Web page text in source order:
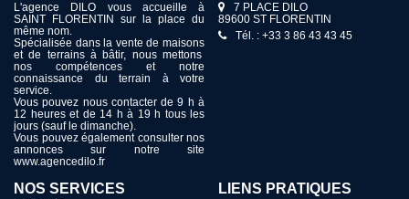
L'agence DILO vous accueille à
SAINT FLORENTIN sur la place du
même nom.
Spécialisée dans la vente de maisons
et de terrains à bâtir, nous mettons
nos compétences et notre
connaissance du terrain à votre
service.
Vous pouvez nous contacter de 9 h à
12 heures et de 14 h à 19 h tous les
jours (sauf le dimanche).
Vous pouvez également consulter nos
annonces sur notre site
www.agencedilo.fr
7 PLACE DILO
89600 ST FLORENTIN
Tél. : +33 3 86 43 43 45
NOS SERVICES LIENS PRATIQUES